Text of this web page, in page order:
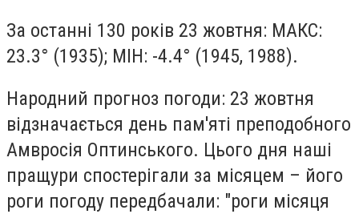
За останні 130 років 23 жовтня: МАКС:
23.3° (1935); МІН: -4.4° (1945, 1988).
Народний прогноз погоди: 23 жовтня
відзначається день пам'яті преподобного
Амвросія Оптинського. Цього дня наші
пращури спостерігали за місяцем – його
роги погоду передбачали: "роги місяця